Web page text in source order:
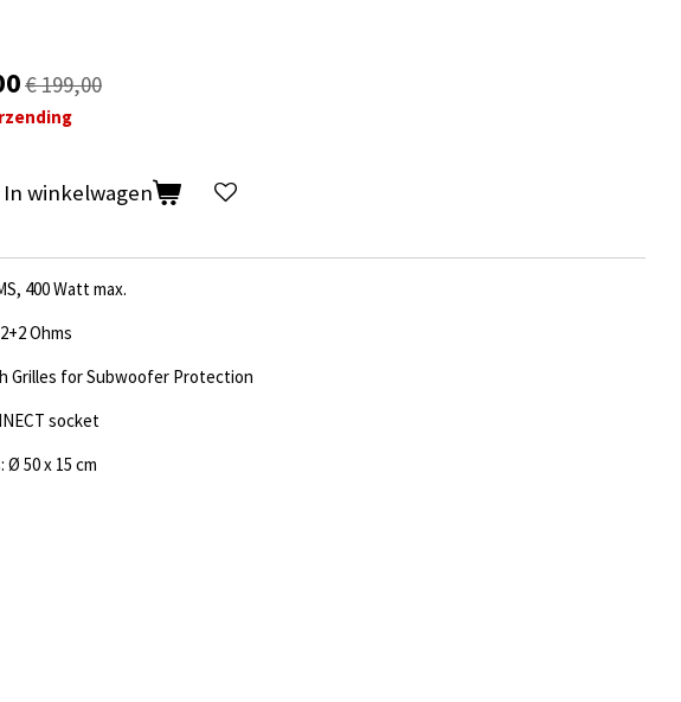
€ 199,00
In winkelwagen
400 Watt max.
Ohms
Grilles for Subwoofer Protection
socket
Ø 50 x 15 cm